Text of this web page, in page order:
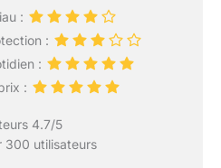
verres - Excellent
service.
:
:
:
:
4.7/5
300 utilisateurs